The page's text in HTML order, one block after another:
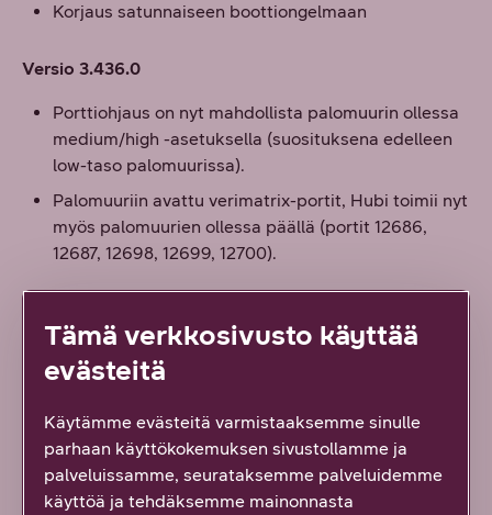
Korjaus satunnaiseen boottiongelmaan
Versio 3.436.0
Porttiohjaus on nyt mahdollista palomuurin ollessa
medium/high -asetuksella (suosituksena edelleen
low-taso palomuurissa).
Palomuuriin avattu verimatrix-portit, Hubi toimii nyt
myös palomuurien ollessa päällä (portit 12686,
12687, 12698, 12699, 12700).
3.424.0
Ethernet-valojen toimintaa tehty varmemmaksi
Broadcomin milestoneen pieni korjaus
Tämä verkkosivusto käyttää
evästeitä
Käytämme evästeitä varmistaaksemme sinulle
parhaan käyttökokemuksen sivustollamme ja
palveluissamme, seurataksemme palveluidemme
käyttöä ja tehdäksemme mainonnasta